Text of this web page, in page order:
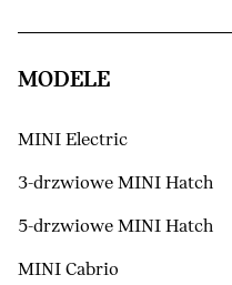
MODELE
MINI Electric
3-drzwiowe MINI Hatch
5-drzwiowe MINI Hatch
MINI Cabrio